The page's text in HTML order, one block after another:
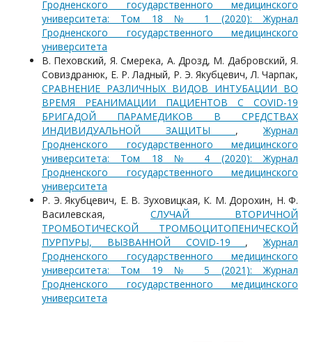
Гродненского государственного медицинского
университета: Том 18 № 1 (2020): Журнал
Гродненского государственного медицинского
университета
В. Пеховский, Я. Смерека, A. Дрозд, M. Дабровский, Я.
Совиздранюк, Е. Р. Ладный, Р. Э. Якубцевич, Л. Чарпак,
СРАВНЕНИЕ РАЗЛИЧНЫХ ВИДОВ ИНТУБАЦИИ ВО
ВРЕМЯ РЕАНИМАЦИИ ПАЦИЕНТОВ С COVID-19
БРИГАДОЙ ПАРАМЕДИКОВ В СРЕДСТВАХ
ИНДИВИДУАЛЬНОЙ ЗАЩИТЫ , Журнал
Гродненского государственного медицинского
университета: Том 18 № 4 (2020): Журнал
Гродненского государственного медицинского
университета
Р. Э. Якубцевич, Е. В. Зуховицкая, К. М. Дорохин, Н. Ф.
Василевская, СЛУЧАЙ ВТОРИЧНОЙ
ТРОМБОТИЧЕСКОЙ ТРОМБОЦИТОПЕНИЧЕСКОЙ
ПУРПУРЫ, ВЫЗВАННОЙ COVID-19 , Журнал
Гродненского государственного медицинского
университета: Том 19 № 5 (2021): Журнал
Гродненского государственного медицинского
университета